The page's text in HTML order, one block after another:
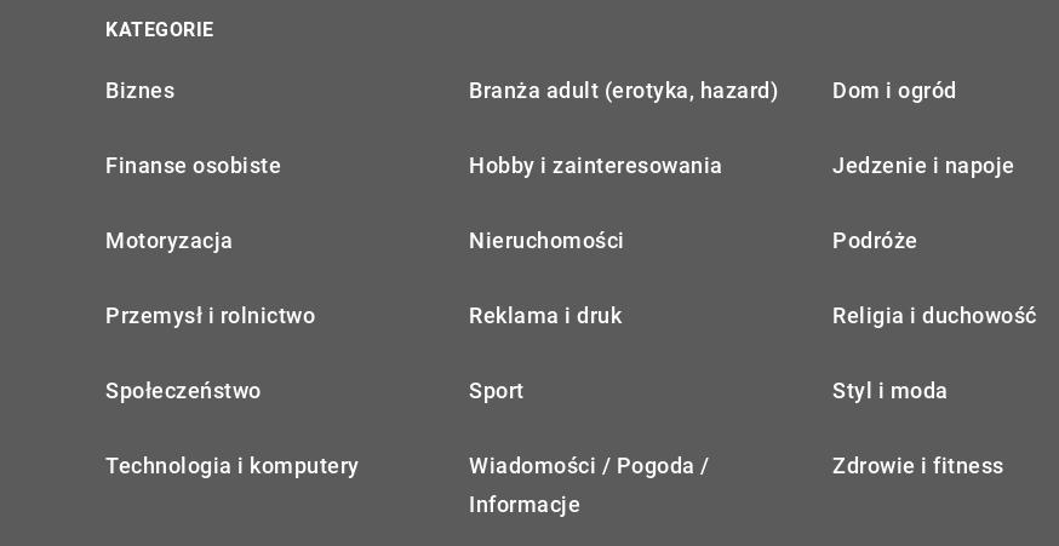
KATEGORIE
Biznes Branża adult (erotyka, hazard) Dom i ogród
Finanse osobiste Hobby i zainteresowania Jedzenie i napoje
Motoryzacja Nieruchomości Podróże
Przemysł i rolnictwo Reklama i druk Religia i duchowość
Społeczeństwo Sport Styl i moda
Technologia i komputery
Wiadomości / Pogoda /
Informacje
Zdrowie i fitness